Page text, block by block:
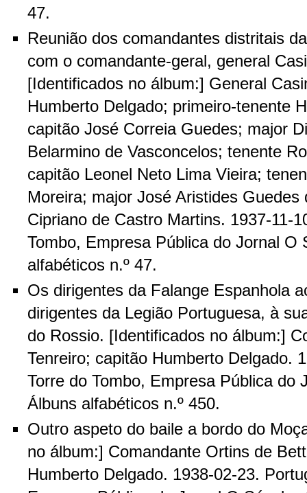
47.
Reunião dos comandantes distritais
com o comandante-geral, general
[Identificados no álbum:] General
Humberto Delgado; primeiro-tenente
capitão José Correia Guedes; major
Belarmino de Vasconcelos; tenente
capitão Leonel Neto Lima Vieira;
Moreira; major José Aristides Guedes
Cipriano de Castro Martins. 1937-11-
Tombo, Empresa Pública do Jornal O
alfabéticos n.º 47.
Os dirigentes da Falange Espanhola
dirigentes da Legião Portuguesa, à
do Rossio. [Identificados no álbum:]
Tenreiro; capitão Humberto Delgado.
Torre do Tombo, Empresa Pública do
Álbuns alfabéticos n.º 450.
Outro aspeto do baile a bordo do
no álbum:] Comandante Ortins de
Humberto Delgado. 1938-02-23.